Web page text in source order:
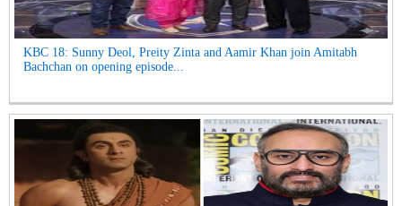
KBC 18: Sunny Deol, Preity Zinta and Aamir Khan join Amitabh
Bachchan on opening episode...